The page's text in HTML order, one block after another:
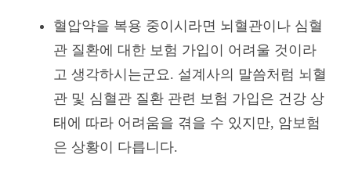
혈압약을 복용 중이시라면 뇌혈관이나 심혈
관 질환에 대한 보험 가입이 어려울 것이라
고 생각하시는군요. 설계사의 말씀처럼 뇌혈
관 및 심혈관 질환 관련 보험 가입은 건강 상
태에 따라 어려움을 겪을 수 있지만, 암보험
은 상황이 다릅니다.